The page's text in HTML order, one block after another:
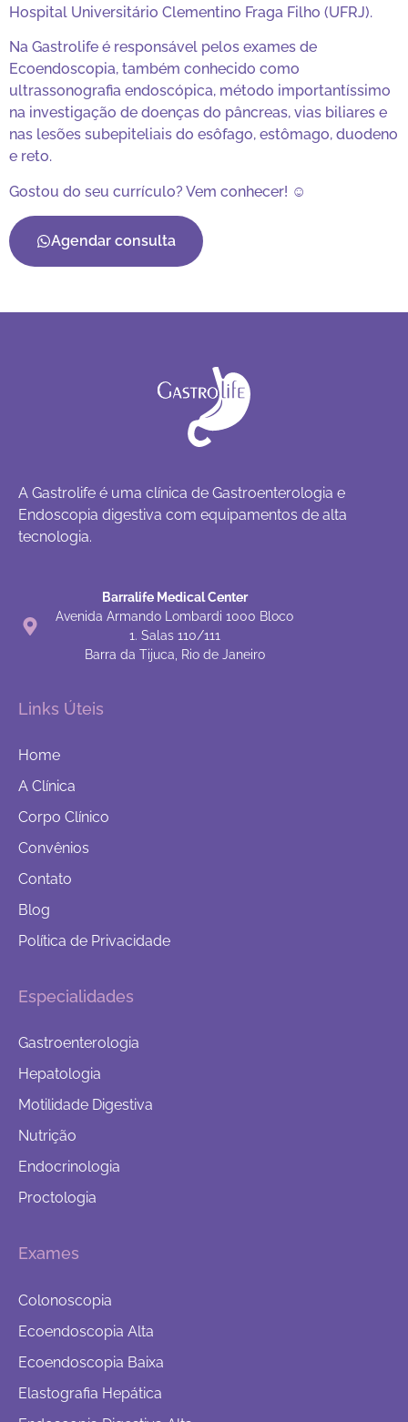
Hospital Universitário Clementino Fraga Filho (UFRJ).
Na Gastrolife é responsável pelos exames de
Ecoendoscopia, também conhecido como
ultrassonografia endoscópica, método importantíssimo
na investigação de doenças do pâncreas, vias biliares e
nas lesões subepiteliais do esôfago, estômago, duodeno
e reto.
Gostou do seu currículo? Vem conhecer! ☺
Agendar consulta
A Gastrolife é uma clínica de Gastroenterologia e
Endoscopia digestiva com equipamentos de alta
tecnologia.
Barralife Medical Center
Avenida Armando Lombardi 1000 Bloco
1. Salas 110/111
Barra da Tijuca, Rio de Janeiro
Links Úteis
Home
A Clínica
Corpo Clínico
Convênios
Contato
Blog
Política de Privacidade
Especialidades
Gastroenterologia
Hepatologia
Motilidade Digestiva
Nutrição
Endocrinologia
Proctologia
Exames
Colonoscopia
Ecoendoscopia Alta
Ecoendoscopia Baixa
Elastografia Hepática